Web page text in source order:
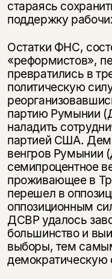
стараясь
поддержку
Остатки ФНС,
«реформистов»,
превратились в
политическую
партию Румынии
наладить
партией США.
венгров Румынии
семипроцентное
проживающее в
перешел в
оппозиционным
ДСВР удалось
большинство и
выборы, тем
демократическую